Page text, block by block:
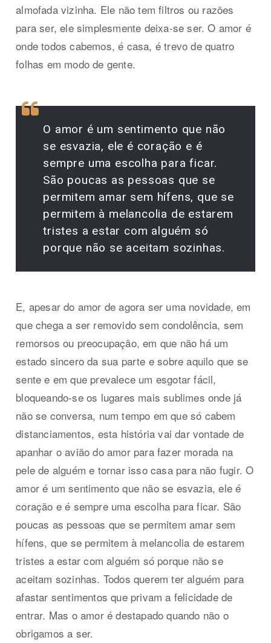
almofada vizinha. Ele não tem filtros ou razões
para ser, ele simplesmente deixa-se ser. O amor é
onde todos cabemos, é casa, é trevo de quatro
folhas em modo de gente.
O amor é um sentimento que não
se esvazia, ele é coração e é
sempre uma escolha para ficar.
São poucas as pessoas que se
permitem amar sem hífens, que se
permitem à melancolia de estarem
tristes a estar com alguém só
porque não se aceitam sozinhas.
E, apesar do amor de agora ser uma novidade, em
que chega a ser removido sem condolência, sem
remorsos ou preocupação, em que não há um
estado sincero da sua parte e sobre aquilo que se
sente e em que prevalece um esgotar fácil,
bloqueando-se os lugares mais sublimes onde já
não se conversa, num tempo em que só cabem
distanciamentos, esta história vai dar vontade de
apanhar o avião do amor para fazer morada na
pele de alguém e tornar isso casa para não fugir. O
amor é um sentimento que não se esvazia, ele é
coração e é sempre uma escolha para ficar. São
poucas as pessoas que se permitem amar sem
hífens, que se permitem à melancolia de estarem
tristes a estar com alguém só porque não se
aceitam sozinhas. Todos querem ter alguém para
afastar sentimentos que privam a felicidade de
entrar. Mas o amor é destapado quando não o
obrigamos a ser.